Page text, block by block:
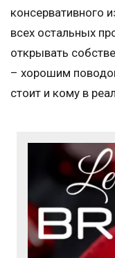
консервативного
всех остальных
открывать
– хорошим
стоит и кому в